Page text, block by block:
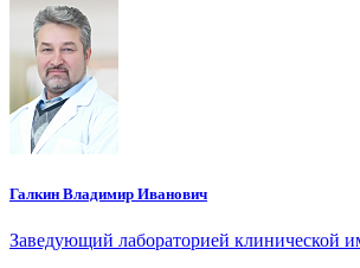
Галкин Владимир Иванович
Заведующий лабораторией клинической